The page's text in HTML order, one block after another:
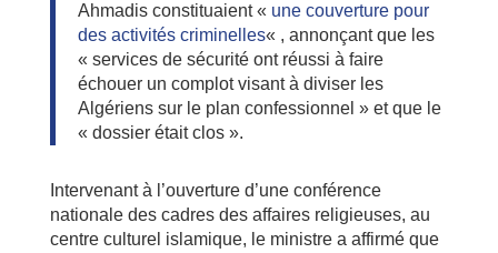
Ahmadis constituaient « une couverture pour
des activités criminelles« , annonçant que les
« services de sécurité ont réussi à faire
échouer un complot visant à diviser les
Algériens sur le plan confessionnel » et que le
« dossier était clos ».
Intervenant à l’ouverture d’une conférence
nationale des cadres des affaires religieuses, au
centre culturel islamique, le ministre a affirmé que